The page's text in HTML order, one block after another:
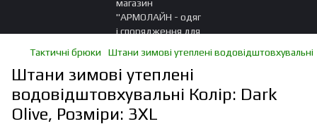
Тактичні брюки Штани зимові утеплені водовідштовхувальні
Штани зимові утеплені
водовідштовхувальні Колір: Dark
Olive, Розміри: 3XL